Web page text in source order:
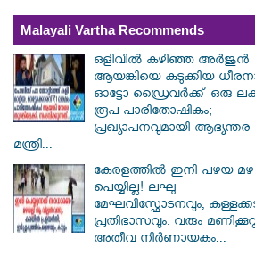
Malayali Vartha Recommends
ഒളിവിൽ കഴിഞ്ഞ അർജുൻ
ആയങ്കിയെ കുടുക്കിയ
ഓട്ടോ ഡ്രൈവർക്ക് ഒരു
രൂപ പാരിതോഷികം;
പ്രഖ്യാപനവുമായി ആഭ്യന്തര
മന്ത്രി...
കേരളത്തിൽ ഇനി പഴയ മഴ
പെയ്യില്ല! ലഘു
മേഘവിസ്ഫോടനവും,
പ്രതിഭാസവും: വരും
അതീവ നിർണായകം...